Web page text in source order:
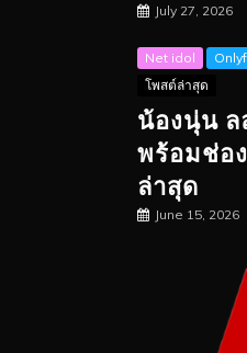
July 27, 2026
Net idol
โพสต์ล่าสุด
น้องนุ่น ล
พร้อมช่อ
ล่าสุด
June 15, 2026